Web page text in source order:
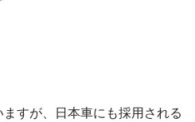
すが、日本車にも採用される